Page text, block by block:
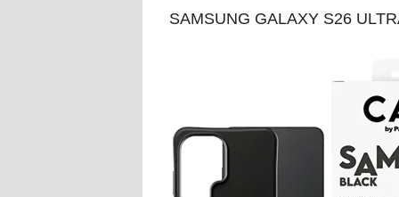
SAMSUNG GALAXY S26